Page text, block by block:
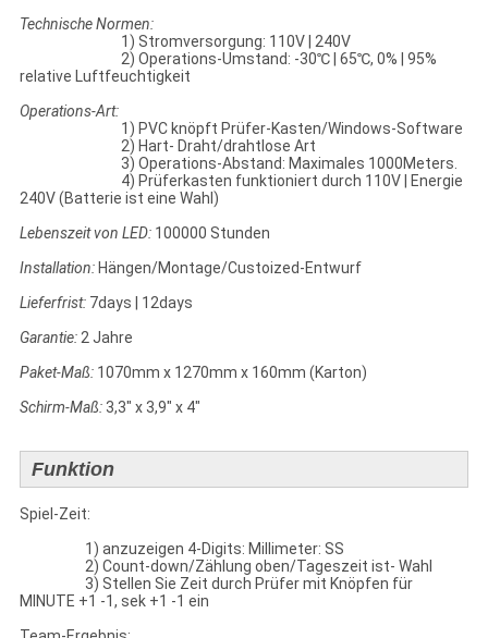
Technische Normen:
1) Stromversorgung: 110V | 240V
2) Operations-Umstand: -30℃ | 65℃, 0% | 95%
relative Luftfeuchtigkeit
Operations-Art:
1) PVC knöpft Prüfer-Kasten/Windows-Software
2) Hart- Draht/drahtlose Art
3) Operations-Abstand: Maximales 1000Meters.
4) Prüferkasten funktioniert durch 110V | Energie
240V (Batterie ist eine Wahl)
Lebenszeit von LED:100000 Stunden
Installation:Hängen/Montage/Custoized-Entwurf
Lieferfrist:7days | 12days
Garantie:2 Jahre
Paket-Maß:1070mm x 1270mm x 160mm (Karton)
Schirm-Maß:3,3" x 3,9" x 4"
Funktion
Spiel-Zeit:
1) anzuzeigen 4-Digits: Millimeter: SS
2) Count-down/Zählung oben/Tageszeit ist- Wahl
3) Stellen Sie Zeit durch Prüfer mit Knöpfen für
MINUTE +1 -1, sek +1 -1 ein